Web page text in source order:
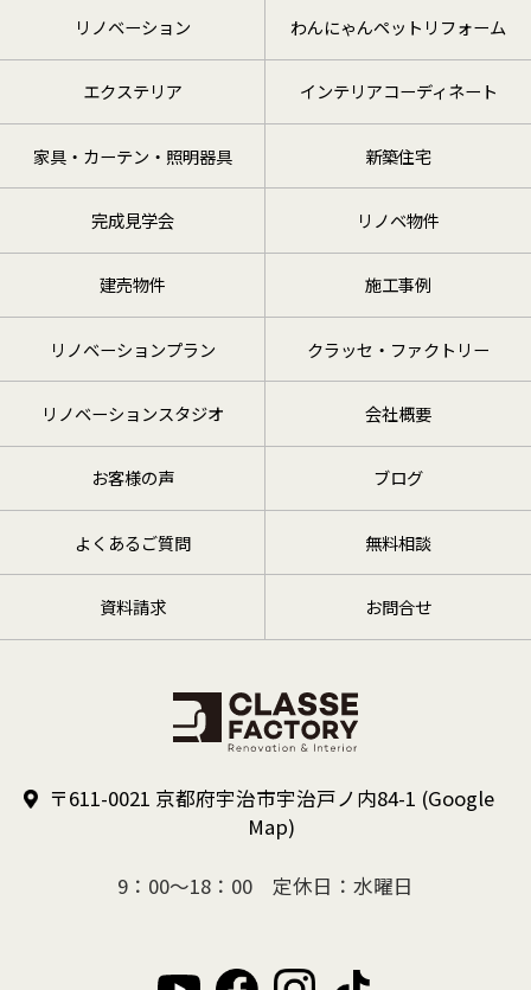
リノベーション わんにゃんペットリフォーム
エクステリア インテリアコーディネート
家具・カーテン・照明器具 新築住宅
完成見学会 リノベ物件
建売物件 施工事例
リノベーションプラン クラッセ・ファクトリー
リノベーションスタジオ 会社概要
お客様の声 ブログ
よくあるご質問 無料相談
資料請求 お問合せ
〒611-0021 京都府宇治市宇治戸ノ内84-1 (Google
Map)
9：00～18：00 定休日：水曜日